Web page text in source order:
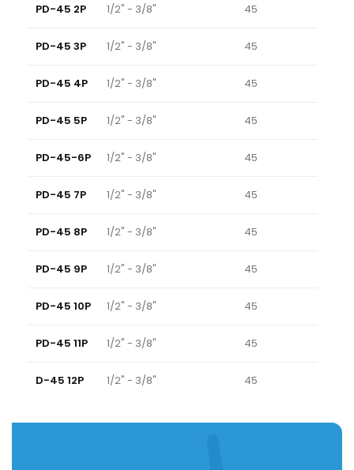
PD-45 2P 1/2" - 3/8" 45
PD-45 3P 1/2" - 3/8" 45
PD-45 4P 1/2" - 3/8" 45
PD-45 5P 1/2" - 3/8" 45
PD-45-6P 1/2" - 3/8" 45
PD-45 7P 1/2" - 3/8" 45
PD-45 8P 1/2" - 3/8" 45
PD-45 9P 1/2" - 3/8" 45
PD-45 10P 1/2" - 3/8" 45
PD-45 11P 1/2" - 3/8" 45
D-45 12P 1/2" - 3/8" 45